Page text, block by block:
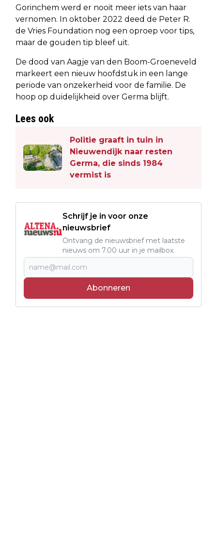
Gorinchem werd er nooit meer iets van haar
vernomen. In oktober 2022 deed de Peter R.
de Vries Foundation nog een oproep voor tips,
maar de gouden tip bleef uit.
De dood van Aagje van den Boom-Groeneveld
markeert een nieuw hoofdstuk in een lange
periode van onzekerheid voor de familie. De
hoop op duidelijkheid over Germa blijft.
Lees ook
Politie graaft in tuin in
Nieuwendijk naar resten
Germa, die sinds 1984
vermist is
Schrijf je in voor onze
nieuwsbrief
Ontvang de nieuwsbrief met laatste
nieuws om 7.00 uur in je mailbox.
Abonneren